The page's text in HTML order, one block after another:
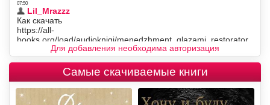
Для добавления необходима авторизация
Самые скачиваемые книги